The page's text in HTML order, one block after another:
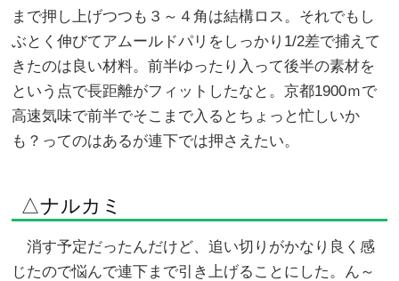
まで押し上げつつも３～４角は結構ロス。それでもし
ぶとく伸びてアムールドパリをしっかり1/2差で捕えて
きたのは良い材料。前半ゆったり入って後半の素材を
という点で長距離がフィットしたなと。京都1900ｍで
高速気味で前半でそこまで入るとちょっと忙しいか
も？ってのはあるが連下では押さえたい。
△ナルカミ
消す予定だったんだけど、追い切りがかなり良く感
じたので悩んで連下まで引き上げることにした。ん～